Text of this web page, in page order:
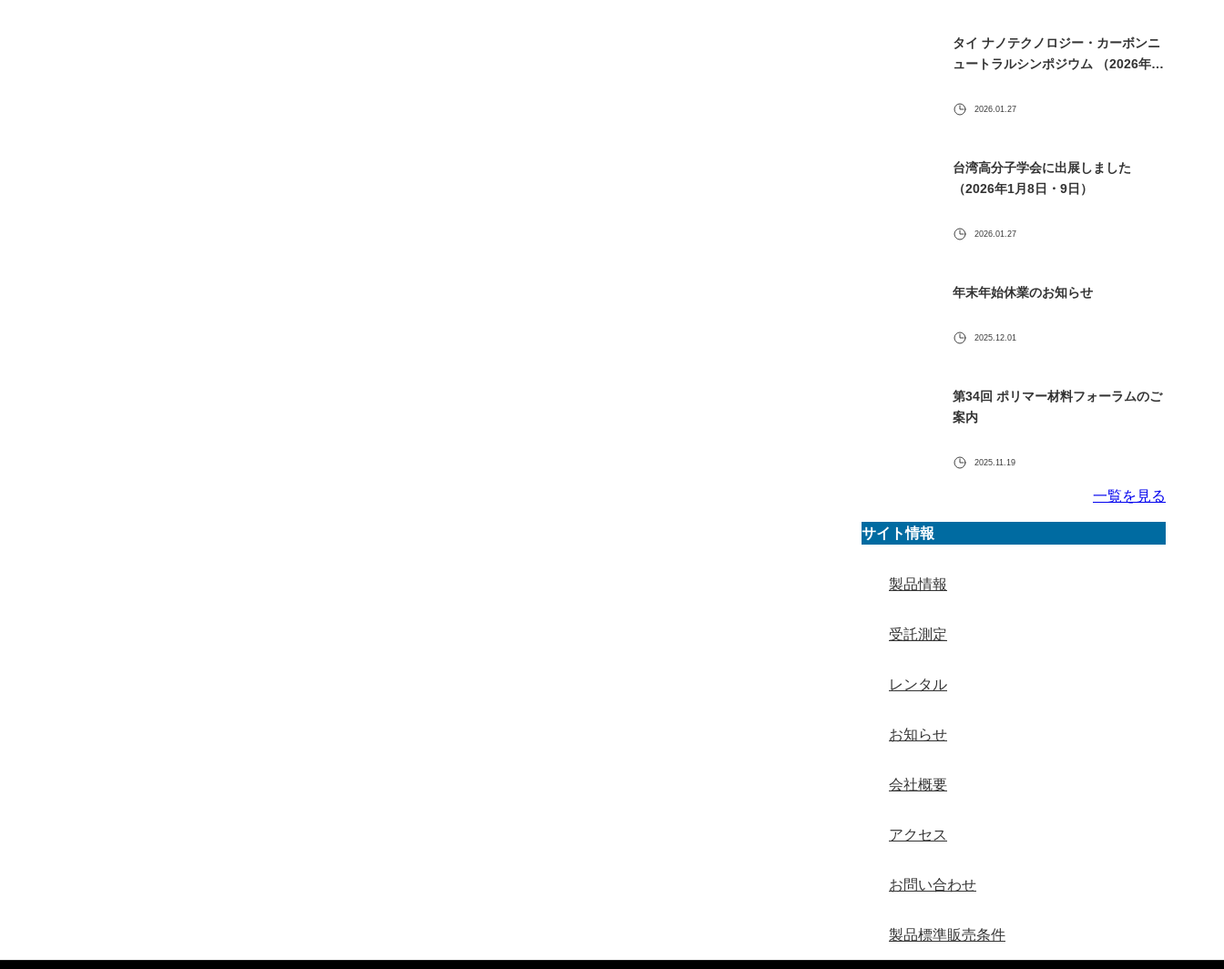
タイ ナノテクノロジー・カーボンニ
ュートラルシンポジウム （2026年1
2026.01.27
台湾高分子学会に出展しました
（2026年1月8日・9日）
2026.01.27
年末年始休業のお知らせ
2025.12.01
第34回 ポリマー材料フォーラムのご
案内
2025.11.19
一覧を見る
サイト情報
製品情報
受託測定
レンタル
お知らせ
会社概要
アクセス
お問い合わせ
製品標準販売条件